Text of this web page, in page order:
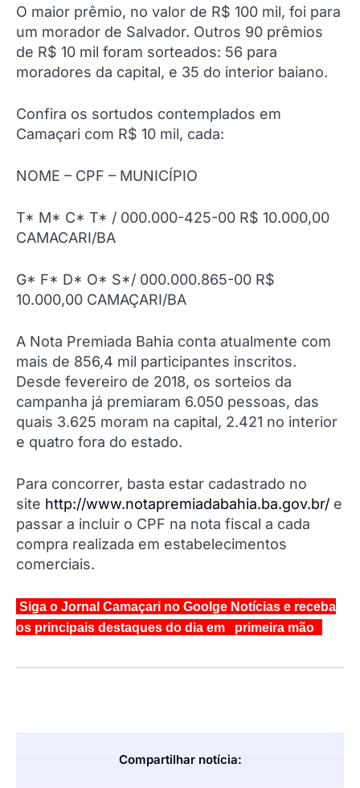
O maior prêmio, no valor de R$ 100 mil, foi para
um morador de Salvador. Outros 90 prêmios
de R$ 10 mil foram sorteados: 56 para
moradores da capital, e 35 do interior baiano.
Confira os sortudos contemplados em
Camaçari com R$ 10 mil, cada:
NOME – CPF – MUNICÍPIO
T* M* C* T* / 000.000-425-00 R$ 10.000,00
CAMACARI/BA
G* F* D* O* S*/ 000.000.865-00 R$
10.000,00 CAMAÇARI/BA
A Nota Premiada Bahia conta atualmente com
mais de 856,4 mil participantes inscritos.
Desde fevereiro de 2018, os sorteios da
campanha já premiaram 6.050 pessoas, das
quais 3.625 moram na capital, 2.421 no interior
e quatro fora do estado.
Para concorrer, basta estar cadastrado no
site http://www.notapremiadabahia.ba.gov.br/ e
passar a incluir o CPF na nota fiscal a cada
compra realizada em estabelecimentos
comerciais.
Siga o Jornal Camaçari no Goolge Notícias e receba
os principais destaques do dia em primeira mão
Compartilhar notícia: